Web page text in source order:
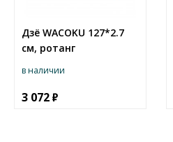
Дзё WAСOKU 127*2.7
см, ротанг
в наличии
3 072